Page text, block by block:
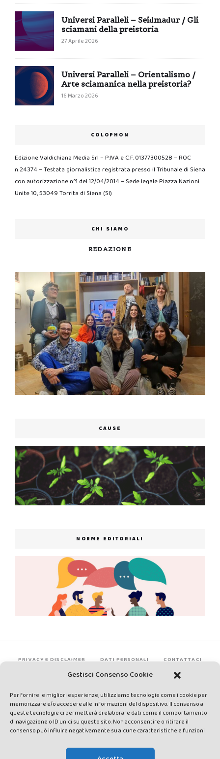
Gestisci Consenso Cookie
Per fornire le migliori esperienze, utilizziamo tecnologie come i cookie per
memorizzare e/o accedere alle informazioni del dispositivo. Il consenso a
queste tecnologie ci permetterà di elaborare dati come il comportamento
di navigazione o ID unici su questo sito. Non acconsentire o ritirare il
consenso può influire negativamente su alcune caratteristiche e funzioni.
Universi Paralleli – Seiđmađur / Gli
sciamani della preistoria
27 Aprile 2026
Universi Paralleli – Orientalismo /
Arte sciamanica nella preistoria?
16 Marzo 2026
COLOPHON
Edizione Valdichiana Media Srl – P.IVA e C.F. 01377300528 – ROC
n.24374 – Testata giornalistica registrata presso il Tribunale di Siena
con autorizzazione n°1 del 12/04/2014 – Sede legale Piazza Nazioni
Unite 10, 53049 Torrita di Siena (SI)
CHI SIAMO
REDAZIONE
CAUSE
NORME EDITORIALI
PRIVACY E DISCLAIMER DATI PERSONALI CONTATTACI
rights reserved - Testata registrata presso il Tribunale di Siena con